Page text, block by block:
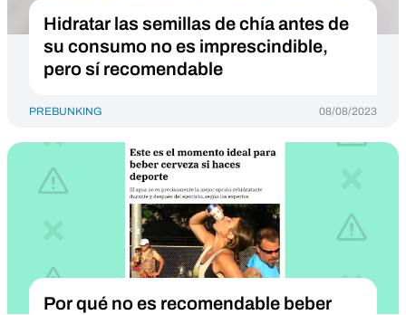
Hidratar las semillas de chía antes de
su consumo no es imprescindible,
pero sí recomendable
PREBUNKING 08/08/2023
Por qué no es recomendable beber